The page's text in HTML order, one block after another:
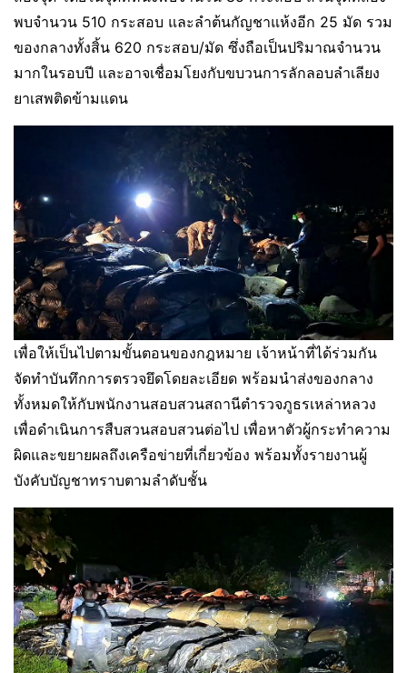
พบจำนวน 510 กระสอบ และลำต้นกัญชาแห้งอีก 25 มัด รวม
ของกลางทั้งสิ้น 620 กระสอบ/มัด ซึ่งถือเป็นปริมาณจำนวน
มากในรอบปี และอาจเชื่อมโยงกับขบวนการลักลอบลำเลียง
ยาเสพติดข้ามแดน
เพื่อให้เป็นไปตามขั้นตอนของกฎหมาย เจ้าหน้าที่ได้ร่วมกัน
จัดทำบันทึกการตรวจยึดโดยละเอียด พร้อมนำส่งของกลาง
ทั้งหมดให้กับพนักงานสอบสวนสถานีตำรวจภูธรเหล่าหลวง
เพื่อดำเนินการสืบสวนสอบสวนต่อไป เพื่อหาตัวผู้กระทำความ
ผิดและขยายผลถึงเครือข่ายที่เกี่ยวข้อง พร้อมทั้งรายงานผู้
บังคับบัญชาทราบตามลำดับชั้น